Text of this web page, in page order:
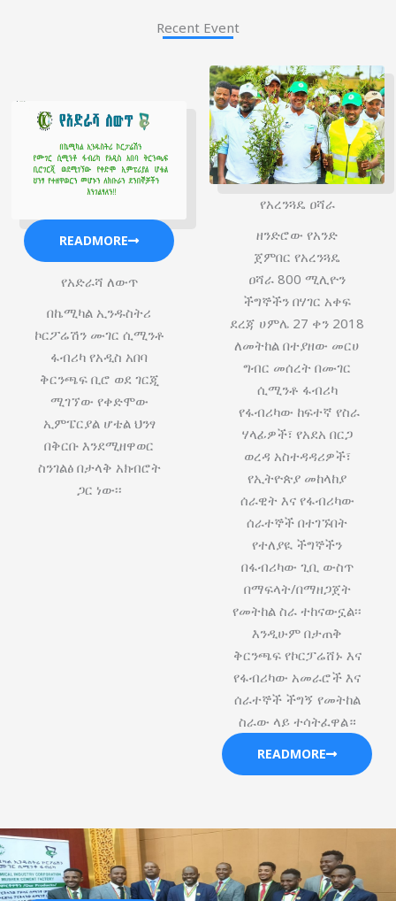
Recent Event
READMORE
የአድራሻ ለውጥ
በኬሚካል ኢንዱስትሪ
ኮርፖሬሽን ሙገር ሲሚንቶ
ፋብሪካ የአዲስ አበባ
ቅርንጫፍ ቢሮ ወደ ገርጂ
ሚገኘው የቀድሞው
ኢምፔርያል ሆቴል ህንፃ
በቅርቡ እንደሚዘዋወር
ስንገልፅ በታላቅ አክብሮት
ጋር ነው፡፡
የአረንጓዴ ዐሻራ
ዘንድሮው የአንድ
ጀምበር የአረንጓዴ
ዐሻራ 800 ሚሊዮን
ችግኞችን በሃገር አቀፍ
ደረጃ ሀምሌ 27 ቀን 2018
ለመትከል በተያዘው መርሀ
ግብር መሰረት በሙገር
ሲሚንቶ ፋብሪካ
የፋብሪካው ከፍተኛ የስራ
ሃላፊዎች፣ የአደአ በርጋ
ወረዳ አስተዳዳሪዎች፣
የኢትዮጵያ መከላከያ
ሰራዊት እና የፋብሪካው
ሰራተኞች በተገኙበት
የተለያዪ ችግኞችን
በፋብሪካው ጊቢ ውስጥ
በማፍላት/በማዘጋጀት
የመትከል ስራ ተከናውኗል፡፡
እንዲሁም በታጠቅ
ቅርንጫፍ የኮርፓሬሸ‍ኑ እና
የፋብሪካው አመራሮች እና
ሰራተኞች ችግኝ የመትከል
ስራው ላይ ተሳትፈዋል።
READMORE